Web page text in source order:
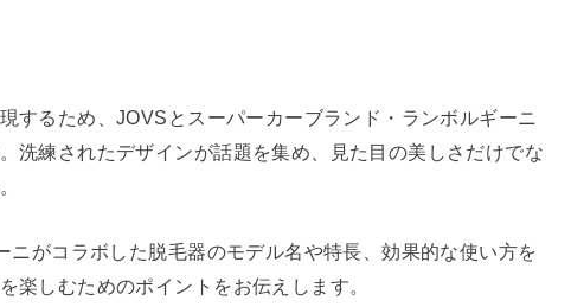
するため、JOVSとスーパーカーブランド・ランボルギーニ
洗練されたデザインが話題を集め、見た目の美しさだけでな
ニがコラボした脱毛器のモデル名や特長、効果的な使い方を
楽しむためのポイントをお伝えします。